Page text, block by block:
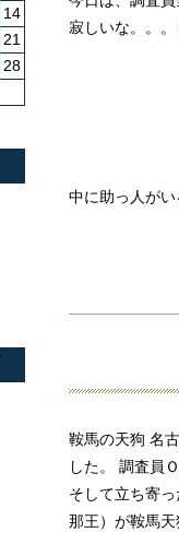
寂しいな。。
中に助っ人が
鞍馬の天狗 名
した。 調査員
そして立ち寄
那王）が鞍馬
14
21
28